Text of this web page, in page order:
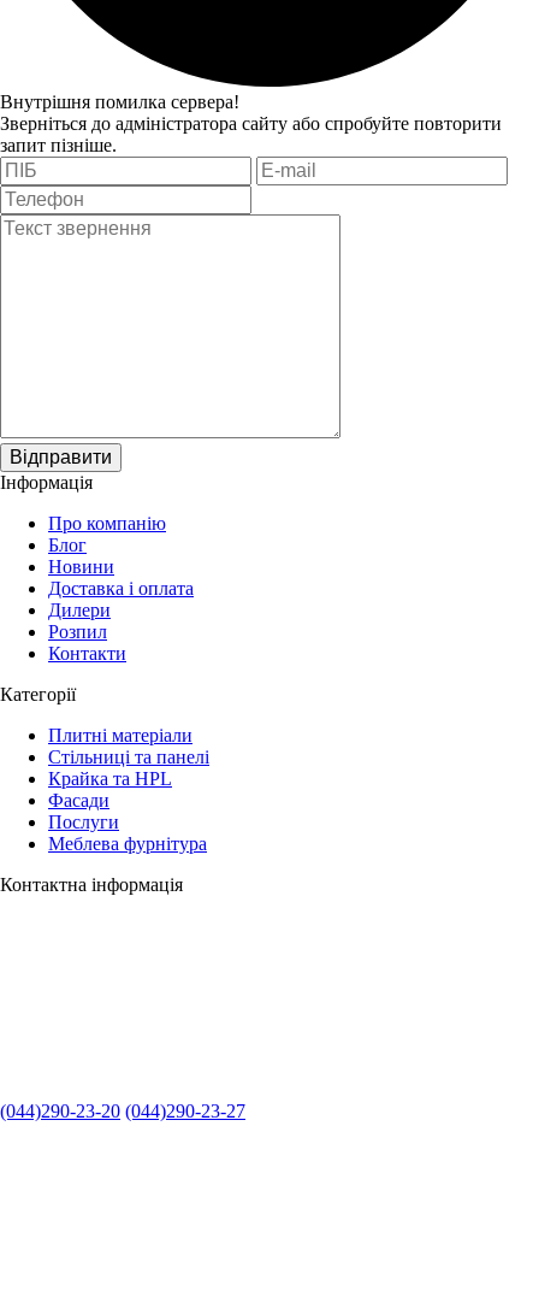
Внутрішня помилка сервера!
Зверніться до адміністратора сайту або спробуйте повторити
запит пізніше.
Відправити
Інформація
Про компанію
Блог
Новини
Доставка і оплата
Дилери
Розпил
Контакти
Категорії
Плитні матеріали
Стільниці та панелі
Крайка та HPL
Фасади
Послуги
Меблева фурнітура
Контактна інформація
(044)290-23-20 (044)290-23-27